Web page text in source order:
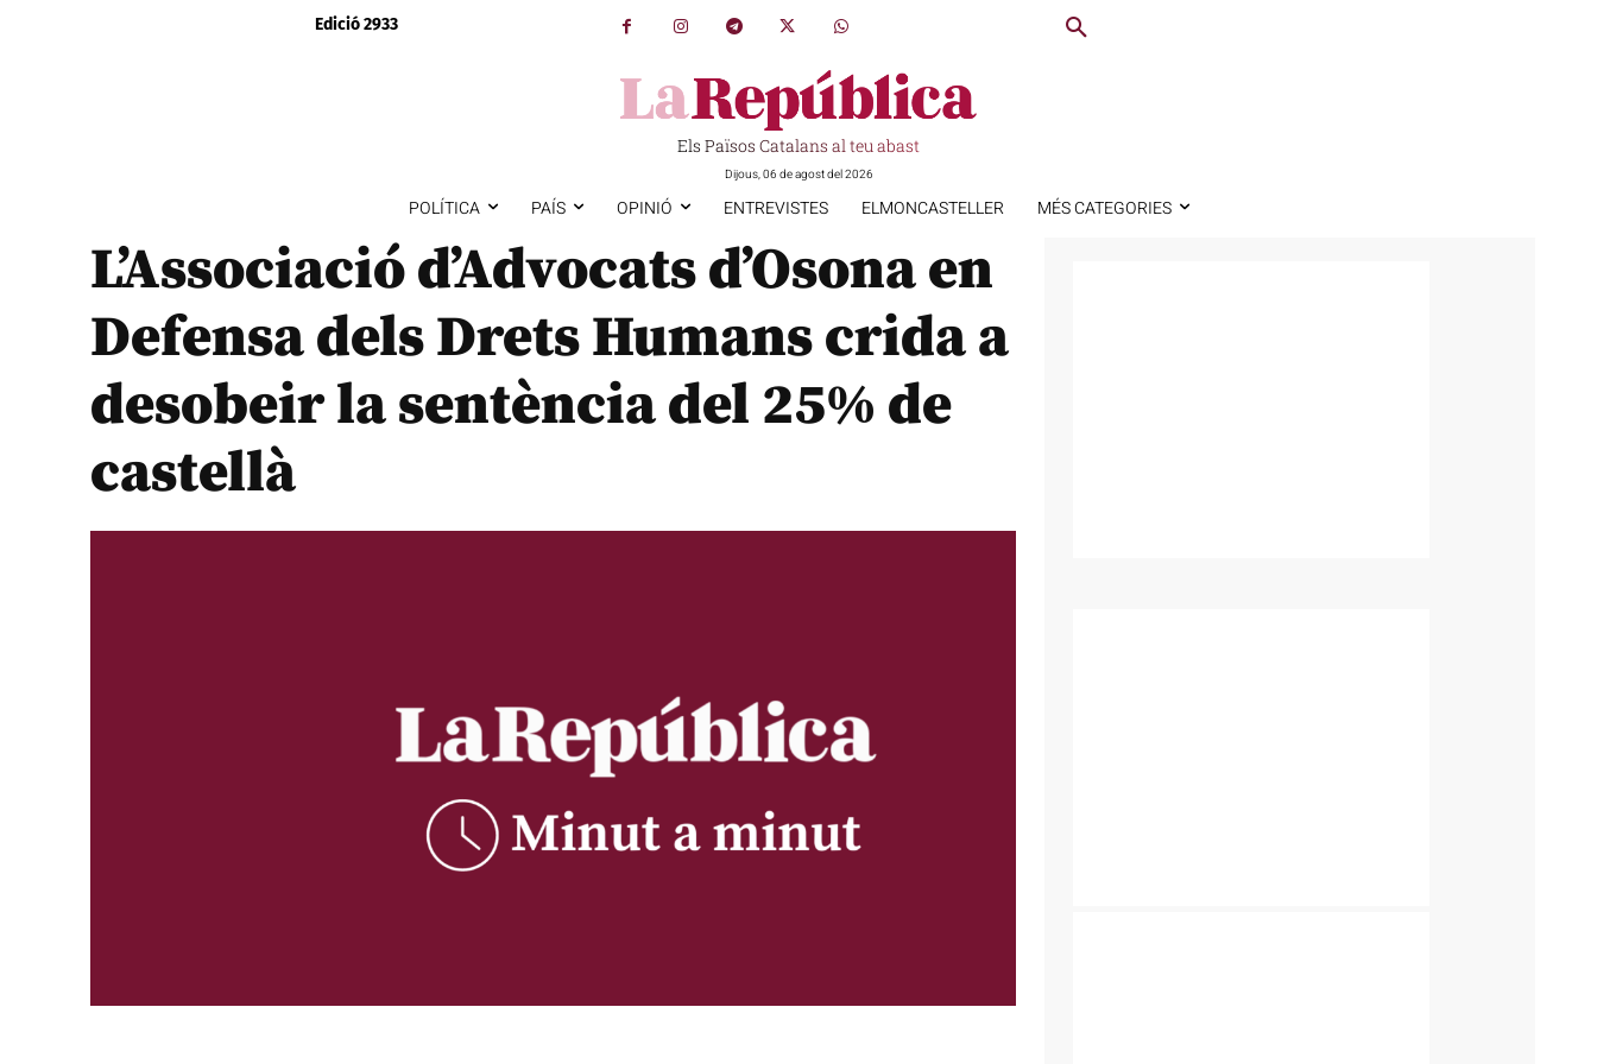
Edició 2933
Els Països Catalans al teu abast
Dijous, 06 de agost del 2026
POLÍTICA PAÍS OPINIÓ ENTREVISTES ELMONCASTELLER MÉS CATEGORIES
L’Associació d’Advocats d’Osona en
Defensa dels Drets Humans crida a
desobeir la sentència del 25% de
castellà